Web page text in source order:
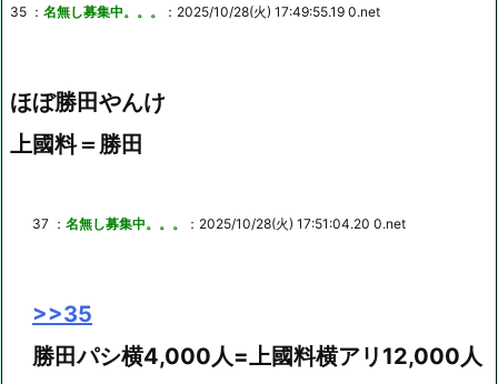
35 ： 名無し募集中。。。 ：2025/10/28(火) 17:49:55.19 0.net
ほぼ勝田やんけ
上國料＝勝田
37 ： 名無し募集中。。。 ：2025/10/28(火) 17:51:04.20 0.net
>>35
勝田パシ横4,000人=上國料横アリ12,000人